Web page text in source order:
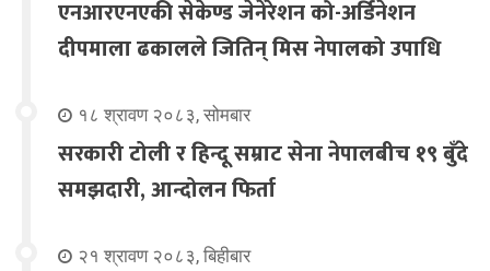
एनआरएनएकी सेकेण्ड जेनेरेशन को-अर्डिनेशन
दीपमाला ढकालले जितिन् मिस नेपालको उपाधि
१८ श्रावण २०८३, सोमबार
सरकारी टोली र हिन्दू सम्राट सेना नेपालबीच १९ बुँदे
समझदारी, आन्दोलन फिर्ता
२१ श्रावण २०८३, बिहीबार